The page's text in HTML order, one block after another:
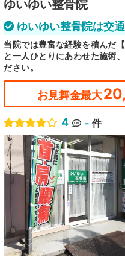
ゆいゆい整骨院
ゆいゆい整骨院は交
当院では豊富な経験を積んだ
と一人ひとりにあわせた施術
ださい。
お見舞金最大
4 - 件